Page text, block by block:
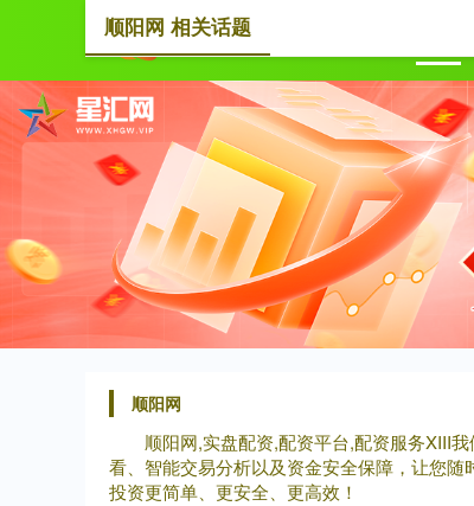
顺阳网
顺阳网,实盘配资,配资平台,配资服务XIII‌
看、智能交易分析以及资金安全保障，让您
投资更简单、更安全、更高效！
顺阳网 相关话题